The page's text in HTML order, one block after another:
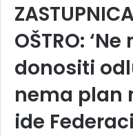
OŠTRO:
donositi
nema plan
ide